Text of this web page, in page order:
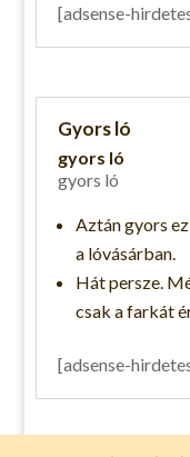
[adsense-
Gyors ló
gyors ló
gyors ló
Aztán gyors
a lóvásárban.
Hát persze.
csak a farkát
[adsense-